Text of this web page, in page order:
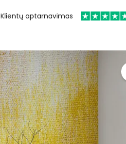
Klientų aptarnavimas